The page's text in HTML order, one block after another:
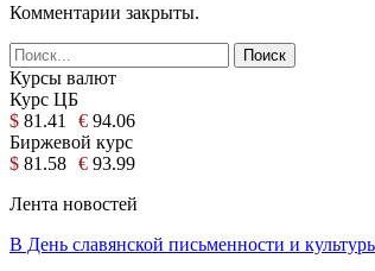
Комментарии закрыты.
Курсы валют
Курс ЦБ
$ 81.41 € 94.06
Биржевой курс
$ 81.58 € 93.99
Лента новостей
В День славянской письменности и